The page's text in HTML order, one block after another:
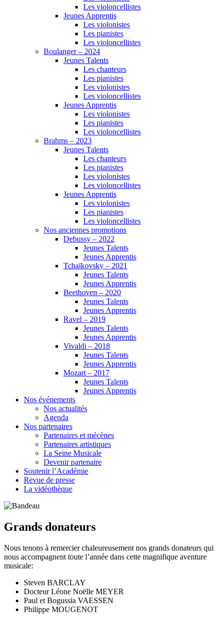
Les violoncellistes
Jeunes Apprentis
Les violonistes
Les pianistes
Les violoncellistes
Boulanger – 2024
Jeunes Talents
Les chanteurs
Les pianistes
Les violonistes
Les violoncellistes
Jeunes Apprentis
Les violonistes
Les pianistes
Les violoncellistes
Brahms – 2023
Jeunes Talents
Les chanteurs
Les pianistes
Les violonistes
Les violoncellistes
Jeunes Apprentis
Les violonistes
Les pianistes
Les violoncellistes
Nos anciennes promotions
Debussy – 2022
Jeunes Talents
Jeunes Apprentis
Tchaïkovsky – 2021
Jeunes Talents
Jeunes Apprentis
Beethoven – 2020
Jeunes Talents
Jeunes Apprentis
Ravel – 2019
Jeunes Talents
Jeunes Apprentis
Vivaldi – 2018
Jeunes Talents
Jeunes Apprentis
Mozart – 2017
Jeunes Talents
Jeunes Apprentis
Nos événements
Nos actualités
Agenda
Nos partenaires
Partenaires et mécènes
Partenaires artistiques
La Seine Musicale
Devenir partenaire
Soutenir l’Académie
Revue de presse
La vidéothèque
Grands donateurs
Nous tenons à remercier chaleureusement nos grands donateurs qui
nous accompagnent toute l’année dans cette magnifique aventure
musicale:
Steven BARCLAY
Docteur Léone Noëlle MEYER
Paul et Bogussia VAESSEN
Philippe MOUGENOT